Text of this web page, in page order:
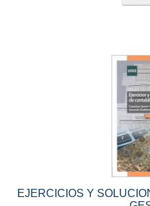
EJERCICIOS Y